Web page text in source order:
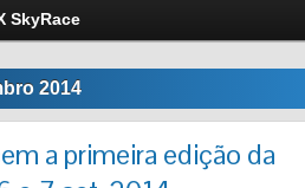
SkyRace
2014
a primeira edição da